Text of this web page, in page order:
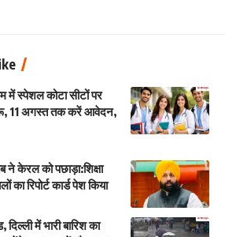
स्पेशल कोटा सीटों पर
11 अगस्त तक करें आवेदन,
ने केरल को पछाड़ा:शिक्षा
का रिपोर्ट कार्ड पेश किया
में भारी बारिश का